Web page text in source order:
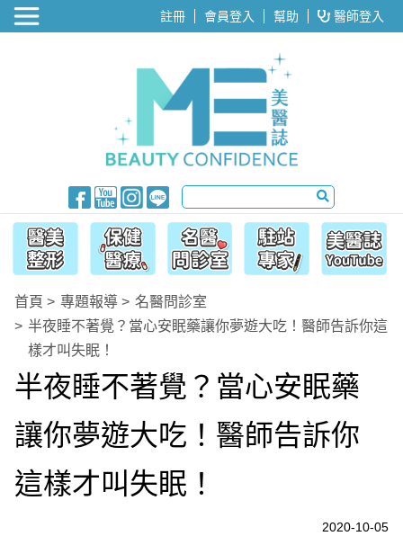
醫美整形 註冊 會員登入 幫助 醫師登入
首頁 專題報導
名醫問診室
半夜睡不著覺？當心安眠藥讓你夢遊大吃！醫師告訴你這
樣才叫失眠！
半夜睡不著覺？當心安眠藥
讓你夢遊大吃！醫師告訴你
這樣才叫失眠！
2020-10-05